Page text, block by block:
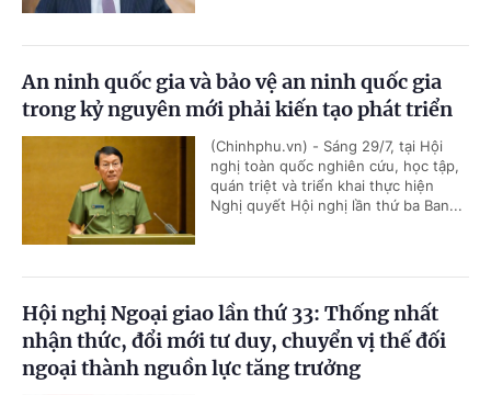
An ninh quốc gia và bảo vệ an ninh quốc gia
trong kỷ nguyên mới phải kiến tạo phát triển
(Chinhphu.vn) - Sáng 29/7, tại Hội
nghị toàn quốc nghiên cứu, học tập,
quán triệt và triển khai thực hiện
Nghị quyết Hội nghị lần thứ ba Ban...
Hội nghị Ngoại giao lần thứ 33: Thống nhất
nhận thức, đổi mới tư duy, chuyển vị thế đối
ngoại thành nguồn lực tăng trưởng